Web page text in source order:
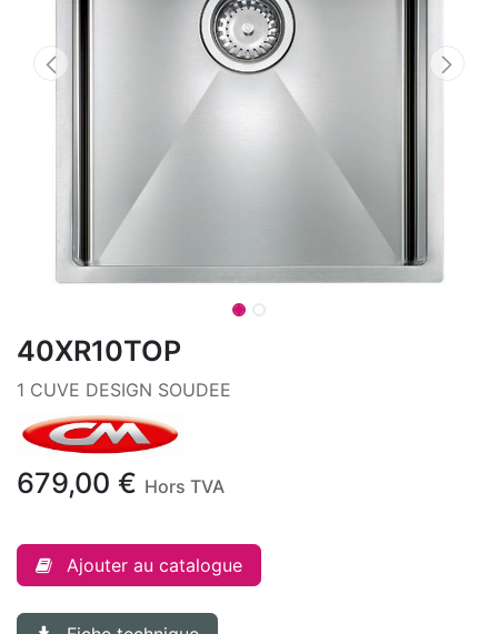
40XR10TOP
1 CUVE DESIGN SOUDEE
679,00 € Hors TVA
Ajouter au catalogue